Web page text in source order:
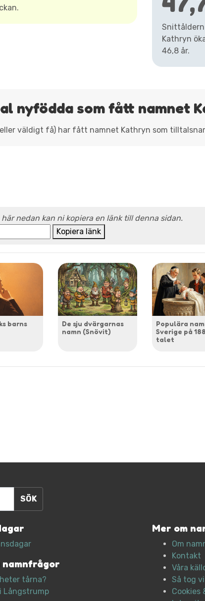
Kathryn
46,8 år.
nyfödda som fått namnet
väldigt få) har fått namnet Kathryn som
nedan kan ni kopiera en länk till denna sidan.
Kopiera länk
barns
De sju dvärgarnas
namn (Snövit)
Populära
Sverige på
talet
namnfrågor
tårna?
Långstrump
Mer om
Om
Kontakt
Våra
Så tog
Cookies